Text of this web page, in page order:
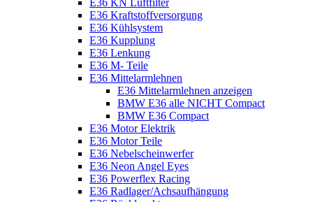
E36 KN Luftfilter
E36 Kraftstoffversorgung
E36 Kühlsystem
E36 Kupplung
E36 Lenkung
E36 M- Teile
E36 Mittelarmlehnen
E36 Mittelarmlehnen anzeigen
BMW E36 alle NICHT Compact
BMW E36 Compact
E36 Motor Elektrik
E36 Motor Teile
E36 Nebelscheinwerfer
E36 Neon Angel Eyes
E36 Powerflex Racing
E36 Radlager/Achsaufhängung